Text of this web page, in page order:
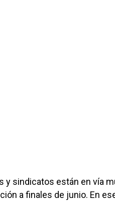
y sindicatos están en vía
a finales de junio. En